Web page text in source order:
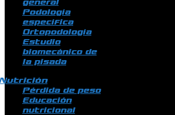
general
Podología
específica
Ortopodología
Estudio
biomecánico de
la pisada
Pérdida de peso
Educación
nutricional